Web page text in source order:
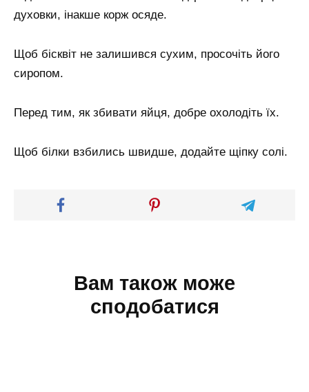
духовки, інакше корж осяде.
Щоб бісквіт не залишився сухим, просочіть його
сиропом.
Перед тим, як збивати яйця, добре охолодіть їх.
Щоб білки взбились швидше, додайте щіпку солі.
Вам також може
сподобатися